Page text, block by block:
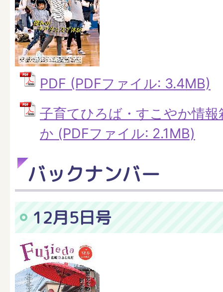
PDF (PDFファイル: 3.4MB)
子育てひろば・すこやか情報
か (PDFファイル: 2.1MB)
バックナンバー
12月5日号